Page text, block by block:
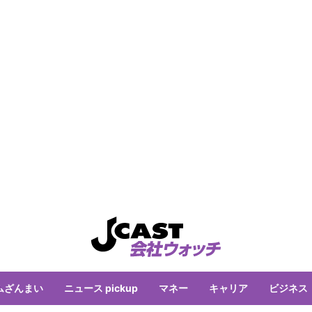
ざんまい ニュース pickup マネー キャリア ビジネス